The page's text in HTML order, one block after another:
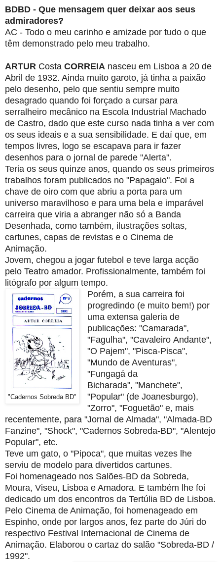
BDBD - Que mensagem quer deixar aos seus
admiradores?
AC - Todo o meu carinho e amizade por tudo o que
têm demonstrado pelo meu trabalho.
ARTUR Costa CORREIA nasceu em Lisboa a 20 de
Abril de 1932. Ainda muito garoto, já tinha a paixão
pelo desenho, pelo que sentiu sempre muito
desagrado quando foi forçado a cursar para
serralheiro mecânico na Escola Industrial Machado
de Castro, dado que este curso nada tinha a ver com
os seus ideais e a sua sensibilidade. E daí que, em
tempos livres, logo se escapava para ir fazer
desenhos para o jornal de parede "Alerta".
Teria os seus quinze anos, quando os seus primeiros
trabalhos foram publicados no "Papagaio". Foi a
chave de oiro com que abriu a porta para um
universo maravilhoso e para uma bela e imparável
carreira que viria a abranger não só a Banda
Desenhada, como também, ilustrações soltas,
cartunes, capas de revistas e o Cinema de
Animação.
Jovem, chegou a jogar futebol e teve larga acção
pelo Teatro amador. Profissionalmente, também foi
litógrafo por algum tempo.
"Cadernos Sobreda BD"
Porém, a sua carreira foi
progredindo (e muito bem!) por
uma extensa galeria de
publicações: "Camarada",
"Fagulha", "Cavaleiro Andante",
"O Pajem", "Pisca-Pisca",
"Mundo de Aventuras",
"Fungagá da
Bicharada", "Manchete",
"Popular" (de Joanesburgo),
"Zorro", "Foguetão" e, mais
recentemente, para "Jornal de Almada", "Almada-BD
Fanzine", "Shock", "Cadernos Sobreda-BD", "Alentejo
Popular", etc.
Teve um gato, o "Pipoca", que muitas vezes lhe
serviu de modelo para divertidos cartunes.
Foi homenageado nos Salões-BD da Sobreda,
Moura, Viseu, Lisboa e Amadora. E também lhe foi
dedicado um dos encontros da Tertúlia BD de Lisboa.
Pelo Cinema de Animação, foi homenageado em
Espinho, onde por largos anos, fez parte do Júri do
respectivo Festival Internacional de Cinema de
Animação. Elaborou o cartaz do salão "Sobreda-BD /
1992".